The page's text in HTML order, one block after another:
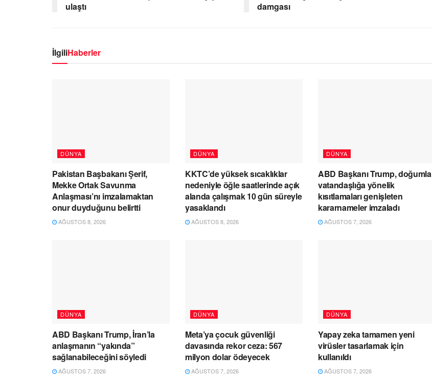
ulaştı
damgası
İlgiliHaberler
DÜNYA
Pakistan Başbakanı Şerif,
Mekke Ortak Savunma
Anlaşması’nı imzalamaktan
onur duyduğunu belirtti
AĞUSTOS 8, 2026
DÜNYA
KKTC’de yüksek sıcaklıklar
nedeniyle öğle saatlerinde açık
alanda çalışmak 10 gün süreyle
yasaklandı
AĞUSTOS 8, 2026
DÜNYA
ABD Başkanı Trump, doğumla
vatandaşlığa yönelik
kısıtlamaları genişleten
kararnameler imzaladı
AĞUSTOS 7, 2026
DÜNYA
ABD Başkanı Trump, İran’la
anlaşmanın “yakında”
sağlanabileceğini söyledi
AĞUSTOS 7, 2026
DÜNYA
Meta’ya çocuk güvenliği
davasında rekor ceza: 567
milyon dolar ödeyecek
AĞUSTOS 7, 2026
DÜNYA
Yapay zeka tamamen yeni
virüsler tasarlamak için
kullanıldı
AĞUSTOS 7, 2026